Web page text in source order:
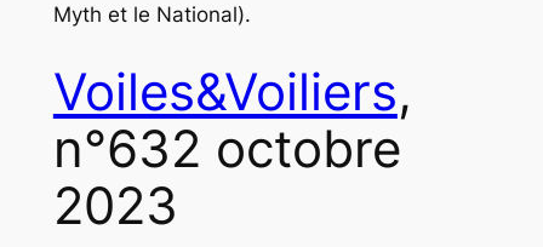
Myth et le National).
Voiles&Voiliers,
n°632 octobre
2023